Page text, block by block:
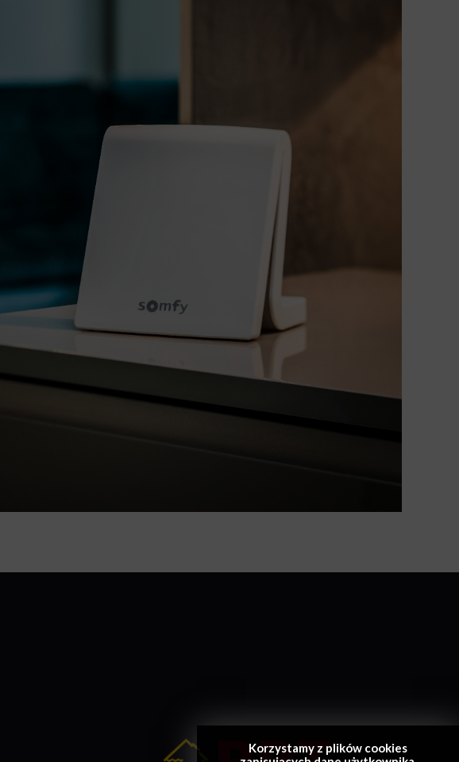
Korzystamy z plików cookies